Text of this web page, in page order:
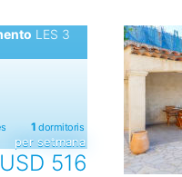
LES 3
USD 516
per setmana